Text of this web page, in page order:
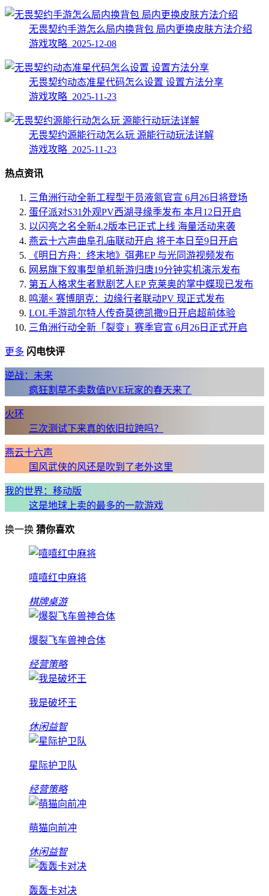
无畏契约手游怎么局内换背包 局内更换皮肤方法介绍
游戏攻略 2025-12-08
无畏契约动态准星代码怎么设置 设置方法分享
游戏攻略 2025-11-23
无畏契约源能行动怎么玩 源能行动玩法详解
游戏攻略 2025-11-23
热点资讯
三角洲行动全新工程型干员液氮官宣 6月26日将登场
蛋仔派对S31外观PV西湖寻缘季发布 本月12日开启
以闪亮之名全新4.2版本已正式上线 海量活动来袭
燕云十六声曲阜孔庙联动开启 将于本日至9日开启
《明日方舟：终末地》弭弗EP 与光同游视频发布
网易旗下叙事型单机新游归唐19分钟实机演示发布
第五人格求生者默剧艺人EP 克莱奥的掌中蝶现已发布
鸣潮× 赛博朋克：边缘行者联动PV 现正式发布
LOL手游凯尔特人传奇莫德凯撒9日开启超前体验
三角洲行动全新「裂变」赛季官宣 6月26日正式开启
更多 闪电快评
逆战：未来
疯狂割草不卖数值PVE玩家的春天来了
火环
三次测试下来真的依旧拉跨吗？
燕云十六声
国风武侠的风还是吹到了老外这里
我的世界：移动版
这是地球上卖的最多的一款游戏
换一换 猜你喜欢
嘻嘻红中麻将
棋牌桌游
爆裂飞车兽神合体
经营策略
我是破坏王
休闲益智
星际护卫队
经营策略
萌猫向前冲
休闲益智
轰轰卡对决